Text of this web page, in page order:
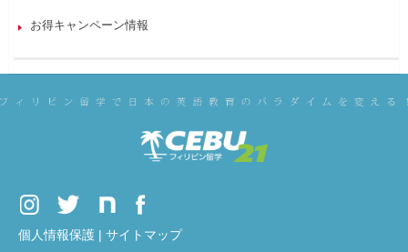
お得キャンペーン情報
個人情報保護 | サイトマップ